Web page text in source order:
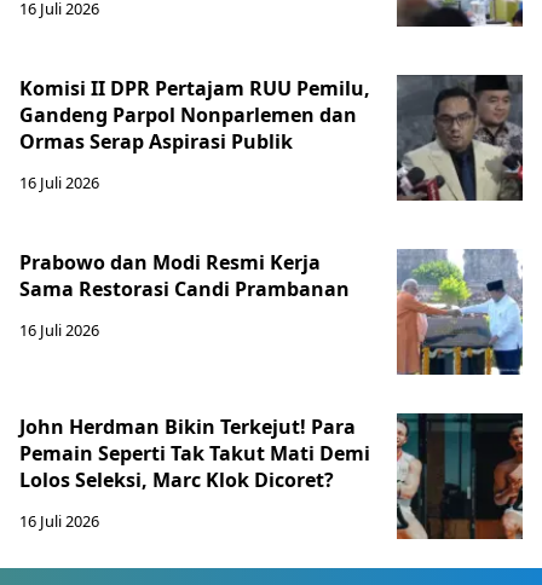
16 Juli 2026
Komisi II DPR Pertajam RUU Pemilu,
Gandeng Parpol Nonparlemen dan
Ormas Serap Aspirasi Publik
16 Juli 2026
Prabowo dan Modi Resmi Kerja
Sama Restorasi Candi Prambanan
16 Juli 2026
John Herdman Bikin Terkejut! Para
Pemain Seperti Tak Takut Mati Demi
Lolos Seleksi, Marc Klok Dicoret?
16 Juli 2026